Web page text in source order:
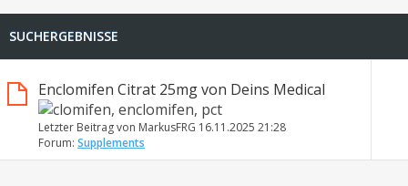
SUCHERGEBNISSE
Enclomifen Citrat 25mg von Deins Medical
Letzter Beitrag von MarkusFRG 16.11.2025 21:28
Forum: Supplements